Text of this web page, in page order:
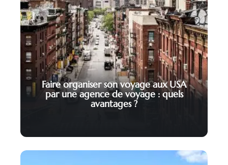
Faire organiser son voyage aux USA
par une agence de voyage : quels
avantages ?